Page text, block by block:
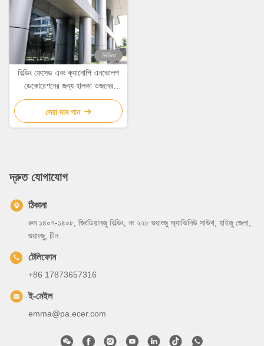
ভিডিও
বিল্ডিং ফেসেড এবং ক্যানোপি এনভোলপ
ডেকোরেশনের জন্য হালকা ওজনের
টেকসই অ্যালুমিনিয়াম প্যানেল
সেরা দাম পান
দ্রুত যোগাযোগ
ঠিকানা
রুম ১৪০৭-১৪০৮, জিংডিয়ানজু বিল্ডিং, নং ২২৮ গুয়াংজু অ্যাভিনিউ সাউথ, হাইজু জেলা,
গুয়াংজু, চীন
টেলিফোন
+86 17873657316
ই-মেইল
emma@pa.ecer.com